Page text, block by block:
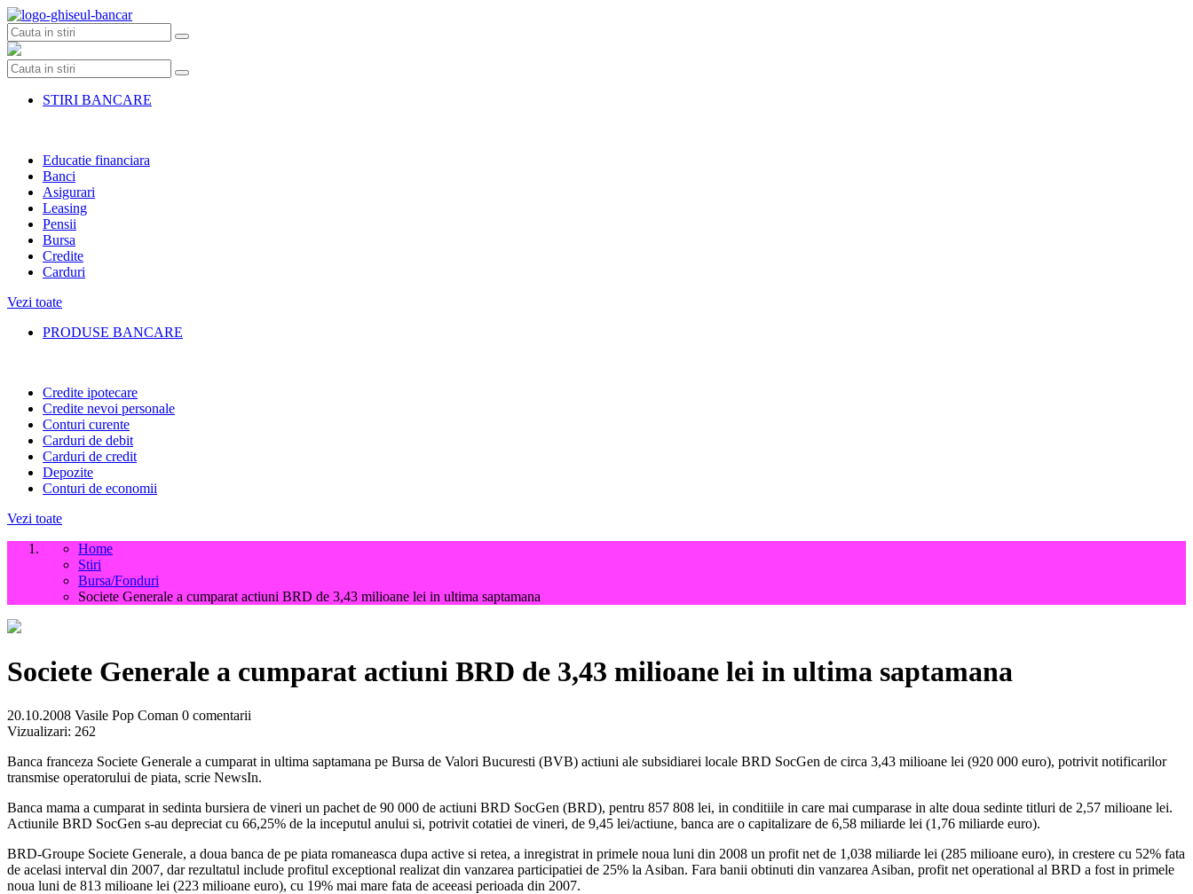
Skip
to
content
STIRI BANCARE
Educatie financiara
Banci
Asigurari
Leasing
Pensii
Bursa
Credite
Carduri
Vezi toate
PRODUSE BANCARE
Credite ipotecare
Credite nevoi personale
Conturi curente
Carduri de debit
Carduri de credit
Depozite
Conturi de economii
Vezi toate
Home
Stiri
Bursa/Fonduri
Societe Generale a cumparat actiuni BRD de 3,43 milioane lei in ultima saptamana
Societe Generale a cumparat actiuni BRD de 3,43 milioane lei in ultima saptamana
20.10.2008 Vasile Pop Coman 0 comentarii
Vizualizari: 262
Banca franceza Societe Generale a cumparat in ultima saptamana pe Bursa de Valori Bucuresti (BVB) actiuni ale subsidiarei locale BRD SocGen de circa 3,43 milioane lei (920 000 euro), potrivit notificarilor
transmise operatorului de piata, scrie NewsIn.
Banca mama a cumparat in sedinta bursiera de vineri un pachet de 90 000 de actiuni BRD SocGen (BRD), pentru 857 808 lei, in conditiile in care mai cumparase in alte doua sedinte titluri de 2,57 milioane lei.
Actiunile BRD SocGen s-au depreciat cu 66,25% de la inceputul anului si, potrivit cotatiei de vineri, de 9,45 lei/actiune, banca are o capitalizare de 6,58 miliarde lei (1,76 miliarde euro).
BRD-Groupe Societe Generale, a doua banca de pe piata romaneasca dupa active si retea, a inregistrat in primele noua luni din 2008 un profit net de 1,038 miliarde lei (285 milioane euro), in crestere cu 52% fata
de acelasi interval din 2007, dar rezultatul include profitul exceptional realizat din vanzarea participatiei de 25% la Asiban. Fara banii obtinuti din vanzarea Asiban, profit net operational al BRD a fost in primele
noua luni de 813 milioane lei (223 milioane euro), cu 19% mai mare fata de aceeasi perioada din 2007.